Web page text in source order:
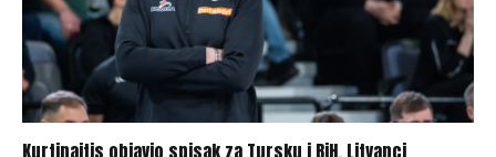
Kurtinaitis objavio spisak za Tursku i BiH, Litvanci